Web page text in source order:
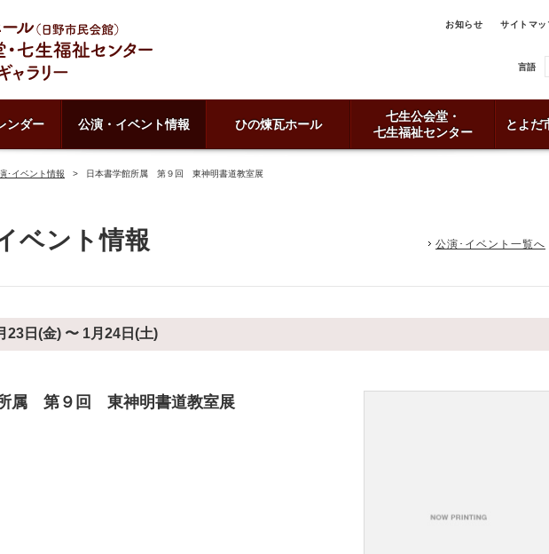
お知らせ サイトマッ
言語
ンダー 公演・イベント情報 ひの煉瓦ホール
七生公会堂・
七生福祉センター
とよだ
･イベント情報 日本書学館所属 第９回 東神明書道教室展
ベント情報 公演･イベント一覧へ
23日(金) 〜 1月24日(土)
属 第９回 東神明書道教室展